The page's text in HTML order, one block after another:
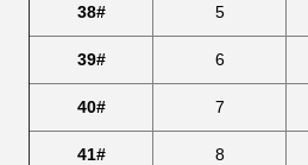
38# 5
39# 6
40# 7
41# 8